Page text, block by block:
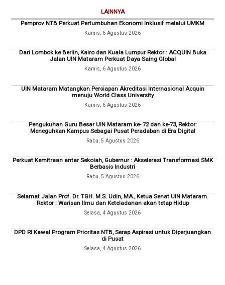
LAINNYA
Pemprov NTB Perkuat Pertumbuhan Ekonomi Inklusif melalui UMKM
Kamis, 6 Agustus 2026
Dari Lombok ke Berlin, Kairo dan Kuala Lumpur Rektor : ACQUIN Buka
Jalan UIN Mataram Perkuat Daya Saing Global
Kamis, 6 Agustus 2026
UIN Mataram Matangkan Persiapan Akreditasi Internasional Acquin
menuju World Class University
Kamis, 6 Agustus 2026
Pengukuhan Guru Besar UIN Mataram ke- 72 dan ke-73, Rektor:
Meneguhkan Kampus Sebagai Pusat Peradaban di Era Digital
Rabu, 5 Agustus 2026
Perkuat Kemitraan antar Sekolah, Gubernur : Akselerasi Transformasi SMK
Berbasis Industri
Rabu, 5 Agustus 2026
Selamat Jalan Prof. Dr. TGH. M.S. Udin, MA., Ketua Senat UIN Mataram.
Rektor : Warisan Ilmu dan Keteladanan akan tetap Hidup
Selasa, 4 Agustus 2026
DPD RI Kawal Program Prioritas NTB, Serap Aspirasi untuk Diperjuangkan
di Pusat
Selasa, 4 Agustus 2026